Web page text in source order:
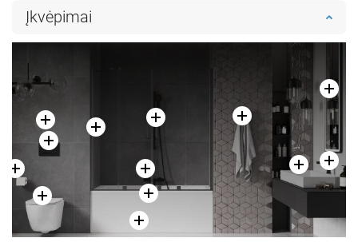
Įkvėpimai